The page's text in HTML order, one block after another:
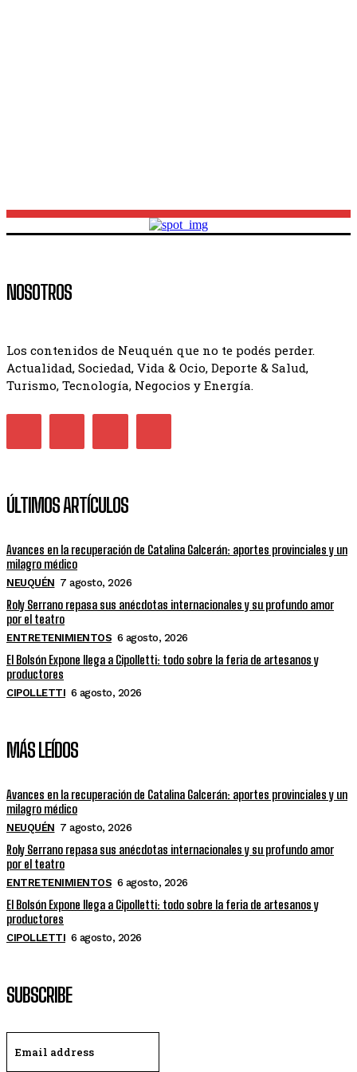
NOSOTROS
Los contenidos de Neuquén que no te podés perder.
Actualidad, Sociedad, Vida & Ocio, Deporte & Salud,
Turismo, Tecnología, Negocios y Energía.
ÚLTIMOS ARTÍCULOS
Avances en la recuperación de Catalina Galcerán: aportes provinciales y un
milagro médico
NEUQUÉN 7 agosto, 2026
Roly Serrano repasa sus anécdotas internacionales y su profundo amor
por el teatro
ENTRETENIMIENTOS 6 agosto, 2026
El Bolsón Expone llega a Cipolletti: todo sobre la feria de artesanos y
productores
CIPOLLETTI 6 agosto, 2026
MÁS LEÍDOS
Avances en la recuperación de Catalina Galcerán: aportes provinciales y un
milagro médico
NEUQUÉN 7 agosto, 2026
Roly Serrano repasa sus anécdotas internacionales y su profundo amor
por el teatro
ENTRETENIMIENTOS 6 agosto, 2026
El Bolsón Expone llega a Cipolletti: todo sobre la feria de artesanos y
productores
CIPOLLETTI 6 agosto, 2026
SUBSCRIBE